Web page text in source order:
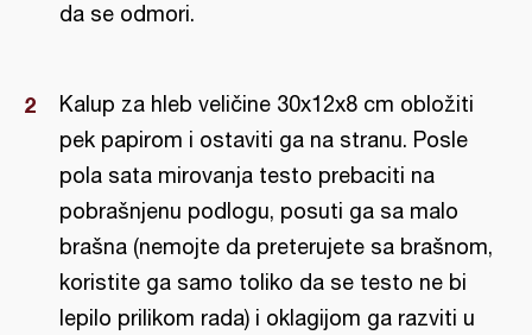
da se odmori.
Kalup za hleb veličine 30x12x8 cm obložiti
pek papirom i ostaviti ga na stranu. Posle
pola sata mirovanja testo prebaciti na
pobrašnjenu podlogu, posuti ga sa malo
brašna (nemojte da preterujete sa brašnom,
koristite ga samo toliko da se testo ne bi
lepilo prilikom rada) i oklagijom ga razviti u